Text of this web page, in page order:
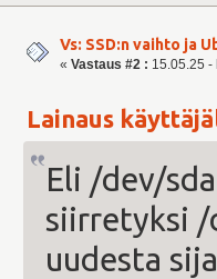
Vs: SSD:n vaihto ja
« Vastaus #2 : 15.05.25 -
Lainaus
Eli /dev/
siirretyksi /
uudesta